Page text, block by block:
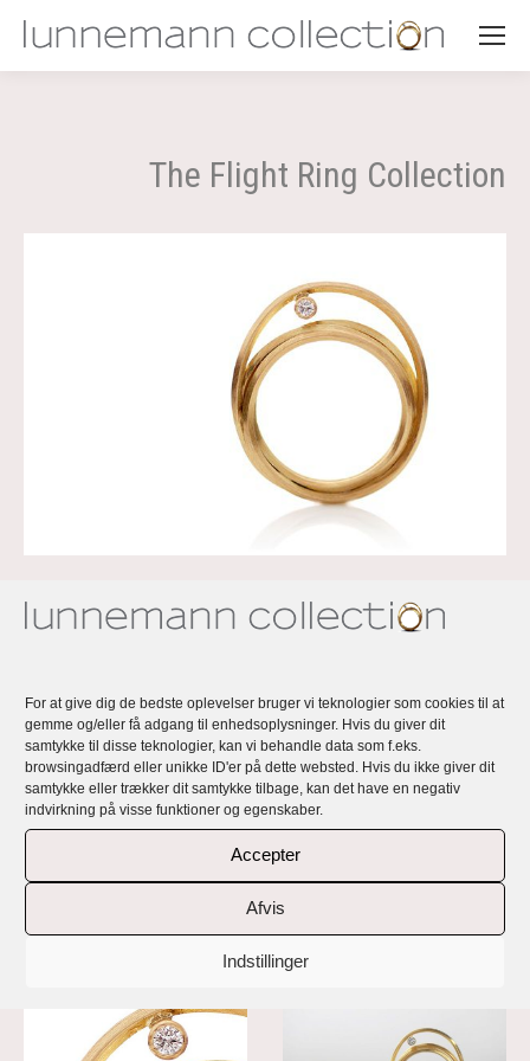
For at give dig de bedste oplevelser bruger vi teknologier som cookies til at
gemme og/eller få adgang til enhedsoplysninger. Hvis du giver dit
samtykke til disse teknologier, kan vi behandle data som f.eks.
browsingadfærd eller unikke ID'er på dette websted. Hvis du ikke giver dit
samtykke eller trækker dit samtykke tilbage, kan det have en negativ
indvirkning på visse funktioner og egenskaber.
Accepter
Afvis
Indstillinger
The Flight Ring Collection
For at hjælpe min yngste datter med hendes flyskræk, tegnede
jeg den bane vores flyvemaskine skulle igennem før den var
Disse sketches endte med at blive inspirationen til en ring
bestående af ringe, med en illusion af bevægelse.
Den er designet som en flyvemaskines bane over himlen, men
giver også association til et stjerneskud, solens bevægelse på
himmelen eller måske endda et symbol på livet…
Find i Shoppen